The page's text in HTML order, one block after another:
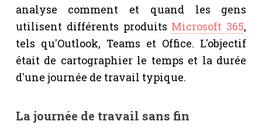
analyse comment et quand les gens
utilisent différents produits Microsoft 365,
tels qu'Outlook, Teams et Office. L'objectif
était de cartographier le temps et la durée
d'une journée de travail typique.
La journée de travail sans fin